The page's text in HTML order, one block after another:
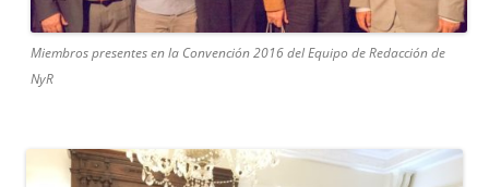
Miembros presentes en la Convención 2016 del Equipo de Redacción de
NyR